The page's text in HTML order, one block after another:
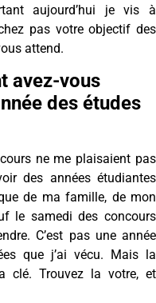
aujourd’hui je vis à
pas votre objectif des
attend.
avez-vous
des études
ne me plaisaient pas
des années étudiantes
de ma famille, de mon
le samedi des concours
C’est pas une année
que j’ai vécu. Mais la
clé. Trouvez la votre, et